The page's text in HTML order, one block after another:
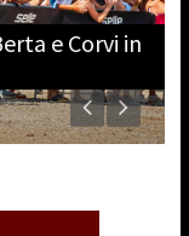
e Corvi in